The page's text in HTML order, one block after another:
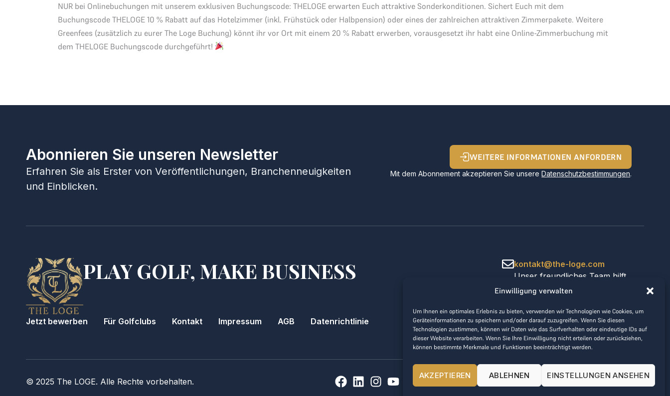
Einwilligung verwalten
Um Ihnen ein optimales Erlebnis zu bieten, verwenden wir Technologien wie Cookies, um
Geräteinformationen zu speichern und/oder darauf zuzugreifen. Wenn Sie diesen
Technologien zustimmen, können wir Daten wie das Surfverhalten oder eindeutige IDs auf
dieser Website verarbeiten. Wenn Sie Ihre Einwilligung nicht erteilen oder zurückziehen,
können bestimmte Merkmale und Funktionen beeinträchtigt werden.
AKZEPTIEREN ABLEHNEN EINSTELLUNGEN ANSEHEN
NUR bei Onlinebuchungen mit unserem exklusiven Buchungscode: THELOGE erwarten Euch attraktive Sonderkonditionen. Sichert Euch mit dem
Buchungscode THELOGE 10 % Rabatt auf das Hotelzimmer (inkl. Frühstück oder Halbpension) oder eines der zahlreichen attraktiven Zimmerpakete. Weitere
Greenfees (zusätzlich zu eurer The Loge Buchung) könnt ihr vor Ort mit einem 20 % Rabatt erwerben, vorausgesetzt ihr habt eine Online-Zimmerbuchung mit
dem THELOGE Buchungscode durchgeführt!
Abonnieren Sie unseren Newsletter
Erfahren Sie als Erster von Veröffentlichungen, Branchenneuigkeiten
und Einblicken.
WEITERE INFORMATIONEN ANFORDERN
Mit dem Abonnement akzeptieren Sie unsereDatenschutzbestimmungen.
PLAY GOLF, MAKE BUSINESS
Jetzt bewerben Für Golfclubs Kontakt Impressum AGB Datenrichtlinie
kontakt@the-loge.com
Unser freundliches Team hilft
Ihnen gerne weiter.
Mo-Fr von 8:00 bis 17:00 Uhr.
© 2025 The LOGE. Alle Rechte vorbehalten.